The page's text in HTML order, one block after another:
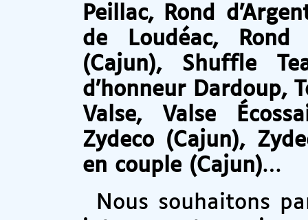
Peillac, Rond
de Loudéac, Rond
(Cajun), Shuffle
d’honneur Dardoup,
Valse, Valse
Zydeco (Cajun),
en couple (Cajun)…
Nous souhaitons